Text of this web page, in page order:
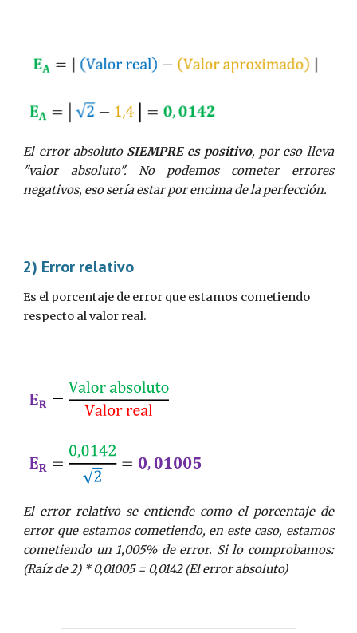
El error absoluto SIEMPRE es positivo, por eso lleva
"valor absoluto". No podemos cometer errores
negativos, eso sería estar por encima de la perfección.
2) Error relativo
Es el porcentaje de error que estamos cometiendo
respecto al valor real.
El error relativo se entiende como el porcentaje de
error que estamos cometiendo, en este caso, estamos
cometiendo un 1,005% de error. Si lo comprobamos:
(Raíz de 2) * 0,01005 = 0,0142 (El error absoluto)